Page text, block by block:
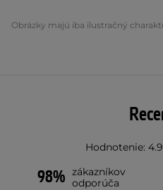
Obrázky majú iba ilustračný
Hodnotenie: 4.9
98% zákazníkov
odporúča